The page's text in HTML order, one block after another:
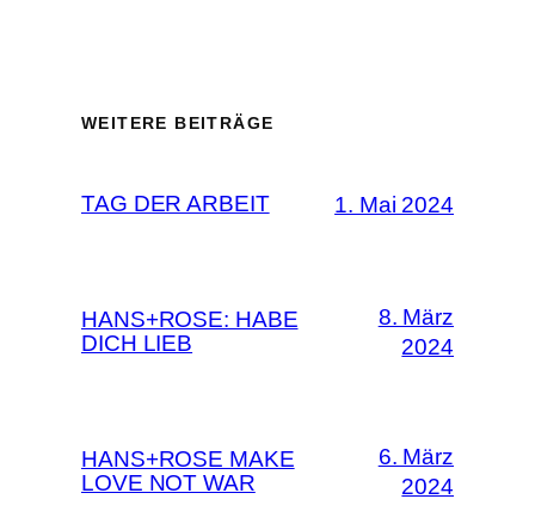
WEITERE BEITRÄGE
TAG DER ARBEIT 1. Mai 2024
HANS+ROSE: HABE
DICH LIEB
8. März
2024
HANS+ROSE MAKE
LOVE NOT WAR
6. März
2024